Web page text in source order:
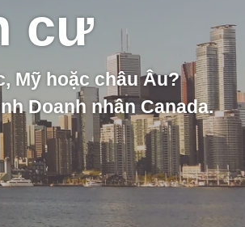
cư
Mỹ hoặc châu Âu?
Doanh nhân Canada.